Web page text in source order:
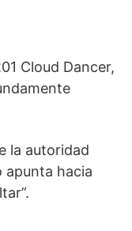
Cloud Dancer,
la autoridad
apunta hacia